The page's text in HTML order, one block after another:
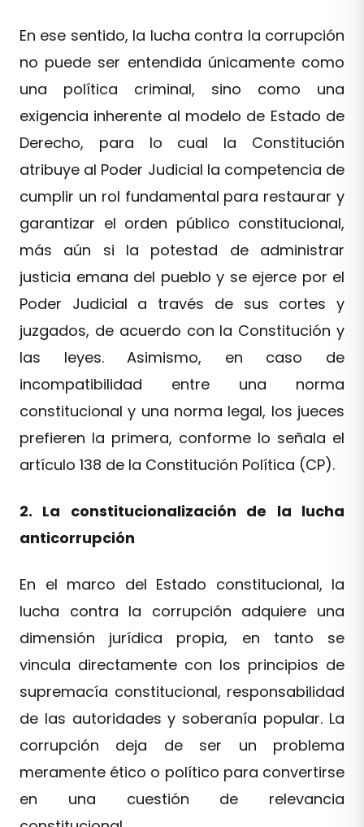
En ese sentido, la lucha contra la corrupción
no puede ser entendida únicamente como
una política criminal, sino como una
exigencia inherente al modelo de Estado de
Derecho, para lo cual la Constitución
atribuye al Poder Judicial la competencia de
cumplir un rol fundamental para restaurar y
garantizar el orden público constitucional,
más aún si la potestad de administrar
justicia emana del pueblo y se ejerce por el
Poder Judicial a través de sus cortes y
juzgados, de acuerdo con la Constitución y
las leyes. Asimismo, en caso de
incompatibilidad entre una norma
constitucional y una norma legal, los jueces
prefieren la primera, conforme lo señala el
artículo 138 de la Constitución Política (CP).
2. La constitucionalización de la lucha
anticorrupción
En el marco del Estado constitucional, la
lucha contra la corrupción adquiere una
dimensión jurídica propia, en tanto se
vincula directamente con los principios de
supremacía constitucional, responsabilidad
de las autoridades y soberanía popular. La
corrupción deja de ser un problema
meramente ético o político para convertirse
en una cuestión de relevancia